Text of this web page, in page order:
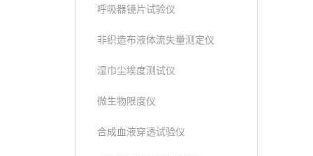
呼吸器镜片试验仪
非织造布液体流失量测定仪
湿巾尘埃度测试仪
微生物限度仪
合成血液穿透试验仪